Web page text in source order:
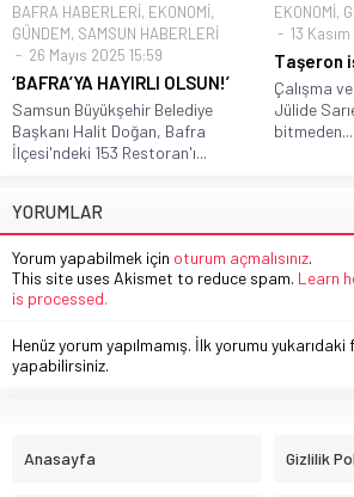
BAFRA HABERLERİ, EKONOMİ,
GÜNDEM, SAMSUN HABERLERİ
26 Mayıs 2025 15:59
‘BAFRA’YA HAYIRLI OLSUN!’
Samsun Büyükşehir Belediye
Başkanı Halit Doğan, Bafra
İlçesi'ndeki 153 Restoran'ı...
EKONOMİ,
13
Taşeron
Çalışma
Jülide
bitmeden...
YORUMLAR
Yorum yapabilmek için oturum açmalısınız.
This site uses Akismet to reduce spam. Learn
is processed.
Henüz yorum yapılmamış. İlk yorumu yukarıdaki
yapabilirsiniz.
Anasayfa Gizlilik